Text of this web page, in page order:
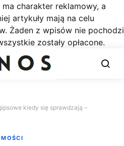
charakter reklamowy, a
artykuły mają na celu
Żaden z wpisów nie pochodzi
zostały opłacone.
kiedy się sprawdzają –